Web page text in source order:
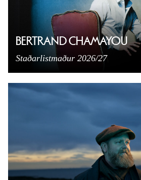
BERTRAND CHAMAYOU
Staðarlistmaður 2026/27